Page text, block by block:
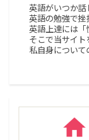
英語がいつか話
英語の勉強で挫
英語上達には「
そこで当サイト
私自身につい